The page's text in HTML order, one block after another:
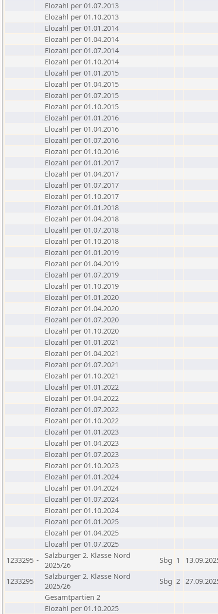
Elozahl per 01.07.2013
Elozahl per 01.10.2013
Elozahl per 01.01.2014
Elozahl per 01.04.2014
Elozahl per 01.07.2014
Elozahl per 01.10.2014
Elozahl per 01.01.2015
Elozahl per 01.04.2015
Elozahl per 01.07.2015
Elozahl per 01.10.2015
Elozahl per 01.01.2016
Elozahl per 01.04.2016
Elozahl per 01.07.2016
Elozahl per 01.10.2016
Elozahl per 01.01.2017
Elozahl per 01.04.2017
Elozahl per 01.07.2017
Elozahl per 01.10.2017
Elozahl per 01.01.2018
Elozahl per 01.04.2018
Elozahl per 01.07.2018
Elozahl per 01.10.2018
Elozahl per 01.01.2019
Elozahl per 01.04.2019
Elozahl per 01.07.2019
Elozahl per 01.10.2019
Elozahl per 01.01.2020
Elozahl per 01.04.2020
Elozahl per 01.07.2020
Elozahl per 01.10.2020
Elozahl per 01.01.2021
Elozahl per 01.04.2021
Elozahl per 01.07.2021
Elozahl per 01.10.2021
Elozahl per 01.01.2022
Elozahl per 01.04.2022
Elozahl per 01.07.2022
Elozahl per 01.10.2022
Elozahl per 01.01.2023
Elozahl per 01.04.2023
Elozahl per 01.07.2023
Elozahl per 01.10.2023
Elozahl per 01.01.2024
Elozahl per 01.04.2024
Elozahl per 01.07.2024
Elozahl per 01.10.2024
Elozahl per 01.01.2025
Elozahl per 01.04.2025
Elozahl per 01.07.2025
1233295 -
Salzburger 2. Klasse Nord
2025/26
Sbg 1
1233295
Salzburger 2. Klasse Nord
2025/26
Sbg 2
Gesamtpartien 2
Elozahl per 01.10.2025